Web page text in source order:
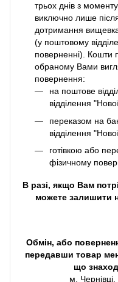
трьох днів з
виключно лише
дотримання
(у поштовому
поверненні). Кошти
обраному Вами
повернення:
на поштове
відділення
переказом на
відділення
готівкою або
фізичному
В разі, якщо Вам
можете залишити
Обмін, або
передавши товар
що
м.